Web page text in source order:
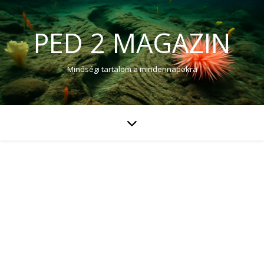
PED 2 MAGAZIN
Minőségi tartalom a mindennapokra